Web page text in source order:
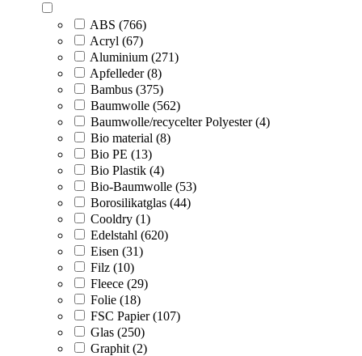
ABS (766)
Acryl (67)
Aluminium (271)
Apfelleder (8)
Bambus (375)
Baumwolle (562)
Baumwolle/recycelter Polyester (4)
Bio material (8)
Bio PE (13)
Bio Plastik (4)
Bio-Baumwolle (53)
Borosilikatglas (44)
Cooldry (1)
Edelstahl (620)
Eisen (31)
Filz (10)
Fleece (29)
Folie (18)
FSC Papier (107)
Glas (250)
Graphit (2)